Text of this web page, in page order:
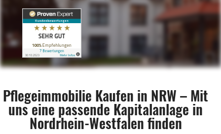
Pflegeimmobilie Kaufen in NRW – Mit
uns eine passende Kapitalanlage in
Nordrhein-Westfalen finden